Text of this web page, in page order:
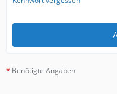
* Benötigte Angaben